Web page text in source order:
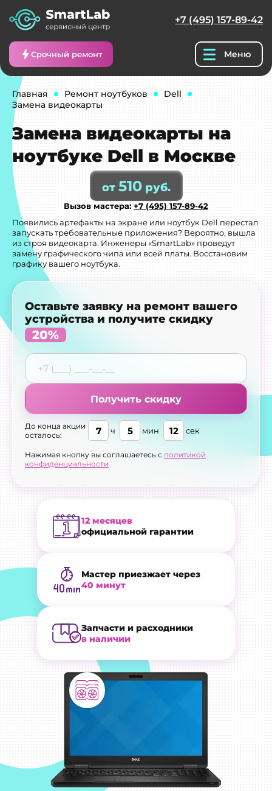
+7 (495) 157-89-42
Срочный ремонт Меню
Главная Ремонт ноутбуков
Dell
Замена видеокарты
Замена видеокарты на
ноутбуке Dell в Москве
от 510руб.
Вызов мастера: +7 (495) 157-89-42
Появились артефакты на экране или ноутбук Dell перестал
запускать требовательные приложения? Вероятно, вышла
из строя видеокарта. Инженеры «SmartLab» проведут
замену графического чипа или всей платы. Восстановим
графику вашего ноутбука.
Оставьте заявку на ремонт вашего
устройства и получите скидку
20%
Получить скидку
До конца акции
осталось:
7 ч 5 мин 9 сек
Нажимая кнопку вы соглашаетесь с политикой
конфиденциальности
12 месяцев
официальной гарантии
Мастер приезжает через
40 минут
Запчасти и расходники
в наличии